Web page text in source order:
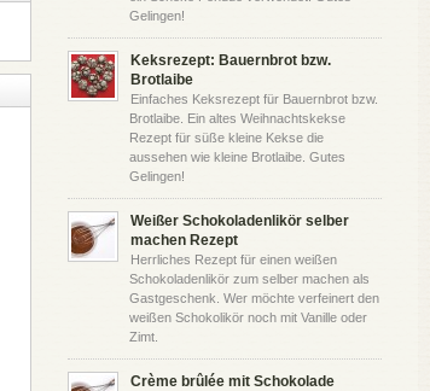
Gelingen!
Keksrezept: Bauernbrot bzw.
Brotlaibe
Einfaches Keksrezept für Bauernbrot bzw.
Brotlaibe. Ein altes Weihnachtskekse
Rezept für süße kleine Kekse die
aussehen wie kleine Brotlaibe. Gutes
Gelingen!
Weißer Schokoladenlikör selber
machen Rezept
Herrliches Rezept für einen weißen
Schokoladenlikör zum selber machen als
Gastgeschenk. Wer möchte verfeinert den
weißen Schokolikör noch mit Vanille oder
Zimt.
Crème brûlée mit Schokolade